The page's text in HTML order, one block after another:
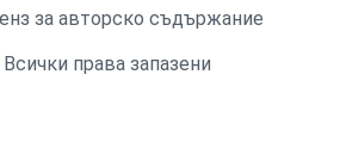
за авторско съдържание
права запазени